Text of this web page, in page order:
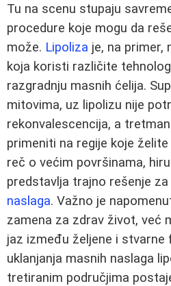
Tu na scenu stupaju
procedure koje mogu da
može. Lipoliza je, na primer,
koja koristi različite
razgradnju masnih ćelija.
mitovima, uz lipolizu nije
rekonvalescencija, a
primeniti na regije koje
reč o većim površinama,
predstavlja trajno rešenje za
naslaga. Važno je
zamena za zdrav život, već
jaz između željene i stvarne
uklanjanja masnih naslaga
tretiranim područjima